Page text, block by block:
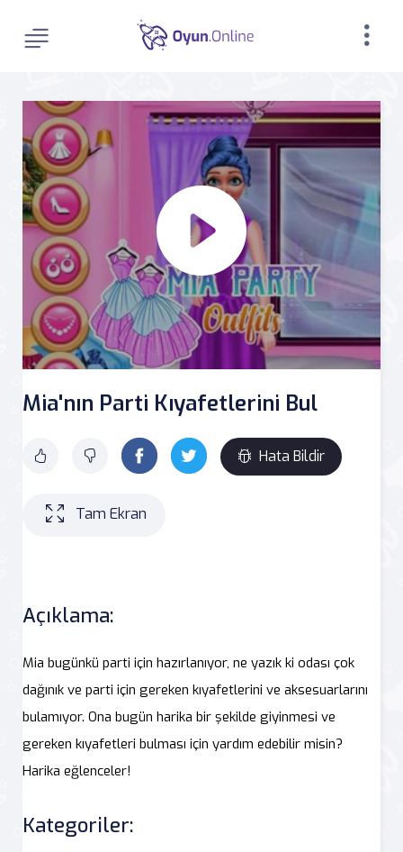
Mia'nın Parti Kıyafetlerini Bul
Hata Bildir
Tam Ekran
Açıklama:
Mia bugünkü parti için hazırlanıyor, ne yazık ki odası çok
dağınık ve parti için gereken kıyafetlerini ve aksesuarlarını
bulamıyor. Ona bugün harika bir şekilde giyinmesi ve
gereken kıyafetleri bulması için yardım edebilir misin?
Harika eğlenceler!
Kategoriler: